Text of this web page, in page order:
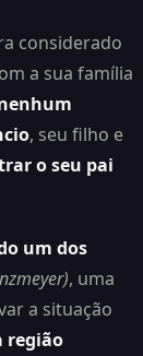
considerado
a sua família
, seu filho e
o seu pai
um dos
, uma
a situação
região